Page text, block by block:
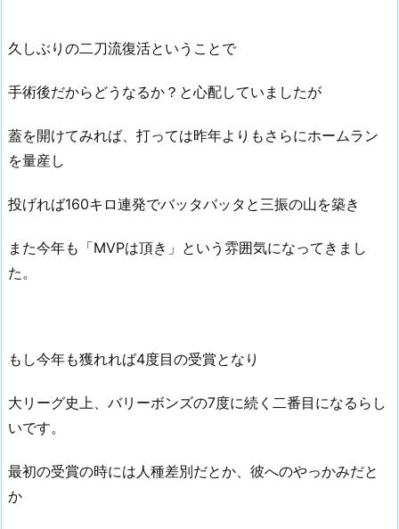
久しぶりの二刀流復活ということで
手術後だからどうなるか？と心配していましたが
蓋を開けてみれば、打っては昨年よりもさらにホームラン
を量産し
投げれば160キロ連発でバッタバッタと三振の山を築き
また今年も「MVPは頂き」という雰囲気になってきまし
た。
もし今年も獲れれば4度目の受賞となり
大リーグ史上、バリーボンズの7度に続く二番目になるらし
いです。
最初の受賞の時には人種差別だとか、彼へのやっかみだと
か